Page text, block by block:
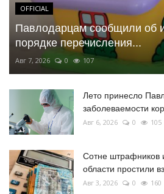
OFFICIAL
Павлодарцам сообщили об
порядке перечисления...
Авг 7, 2026 0 107
Лето принесло
заболеваемости
Авг 6, 2026 0 105
Сотне штрафников
области простили
Авг 3, 2026 0 160